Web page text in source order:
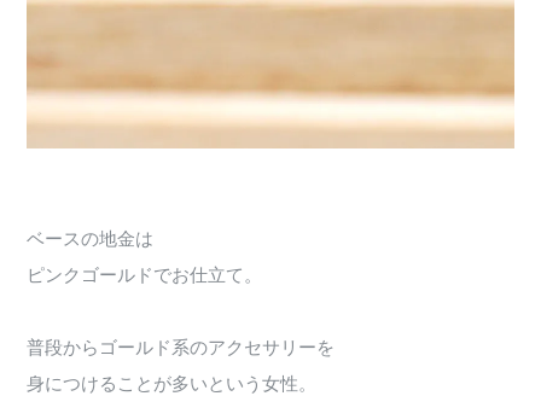
ベースの地金は
ピンクゴールドでお仕立て。
普段からゴールド系のアクセサリーを
身につけることが多いという女性。